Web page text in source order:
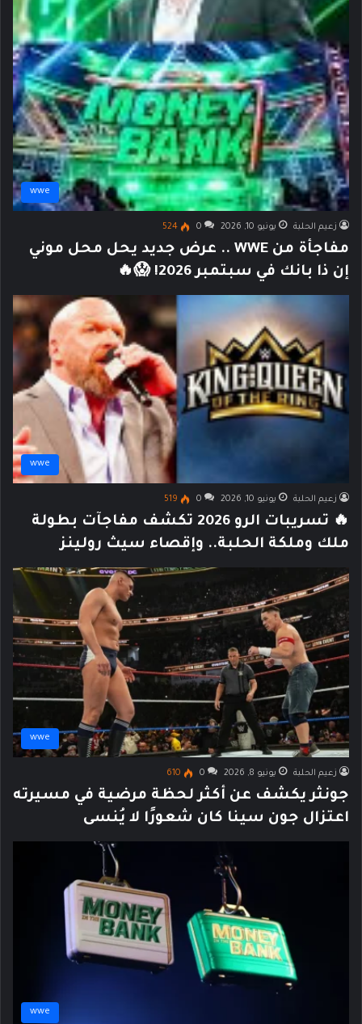
wwe
زعيم الحلبة يونيو 10, 2026 0
524
مفاجأة من WWE .. عرض جديد يحل محل موني
إن ذا بانك في سبتمبر 2026! 😱🔥
wwe
زعيم الحلبة يونيو 10, 2026 0
519
🔥 تسريبات الرو 2026 تكشف مفاجآت بطولة
ملك وملكة الحلبة.. وإقصاء سيث رولينز
wwe
زعيم الحلبة يونيو 8, 2026 0
610
جونثر يكشف عن أكثر لحظة مرضية في مسيرته
اعتزال جون سينا كان شعورًا لا يُنسى
wwe